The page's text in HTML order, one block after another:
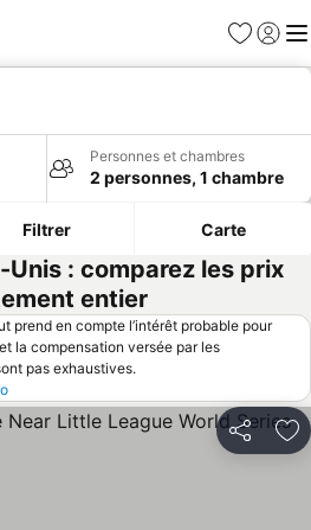
Favoris
Se
Personnes et chambres
2 personnes, 1 chambre
Filtrer Carte
: comparez les prix
entier
prend en compte l’intérêt probable pour
la compensation versée par les
pas exhaustives.
Partager